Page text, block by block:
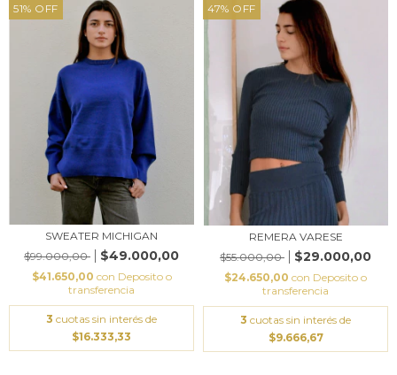
51% OFF
SWEATER MICHIGAN
$99.000,00
$49.000,00
$41.650,00 con Deposito o
transferencia
3 cuotas sin interés de
$16.333,33
47% OFF
REMERA VARESE
$55.000,00
$29.000,00
$24.650,00 con Deposito o
transferencia
3 cuotas sin interés de
$9.666,67